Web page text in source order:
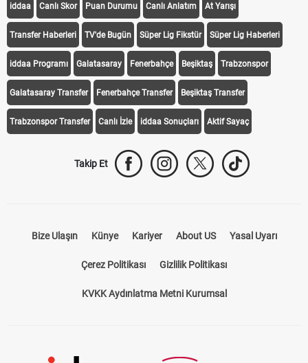
iddaa Canlı Skor Puan Durumu Canlı Anlatım At Yarışı
Transfer Haberleri TV'de Bugün Süper Lig Fikstür Süper Lig Haberleri
iddaa Programı Galatasaray Fenerbahçe Beşiktaş Trabzonspor
Galatasaray Transfer Fenerbahçe Transfer Beşiktaş Transfer
Trabzonspor Transfer Canlı İzle iddaa Sonuçları Aktif Sayaç
Takip Et
Bize Ulaşın Künye Kariyer About US Yasal Uyarı
Çerez Politikası Gizlilik Politikası
KVKK Aydınlatma Metni Kurumsal